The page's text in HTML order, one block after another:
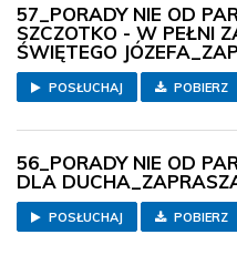
57_PORADY NIE OD
SZCZOTKO - W PEŁNI
ŚWIĘTEGO
POSŁUCHAJ POBIERZ
56_PORADY NIE OD
DLA
POSŁUCHAJ POBIERZ